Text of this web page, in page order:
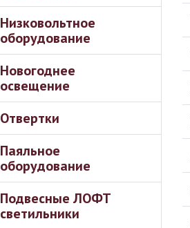
Низковольтное
оборудование
Новогоднее
освещение
Отвертки
Паяльное
оборудование
Подвесные ЛОФТ
светильники